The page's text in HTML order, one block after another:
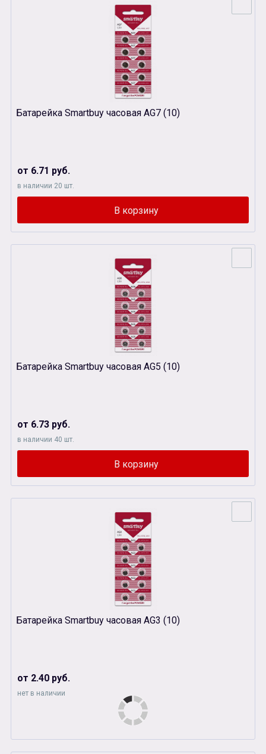
Батарейка Smartbuy часовая AG7 (10)
от 6.71 руб.
в наличии 20 шт.
Батарейка Smartbuy часовая AG5 (10)
от 6.73 руб.
в наличии 40 шт.
Батарейка Smartbuy часовая AG3 (10)
от 2.40 руб.
нет в наличии